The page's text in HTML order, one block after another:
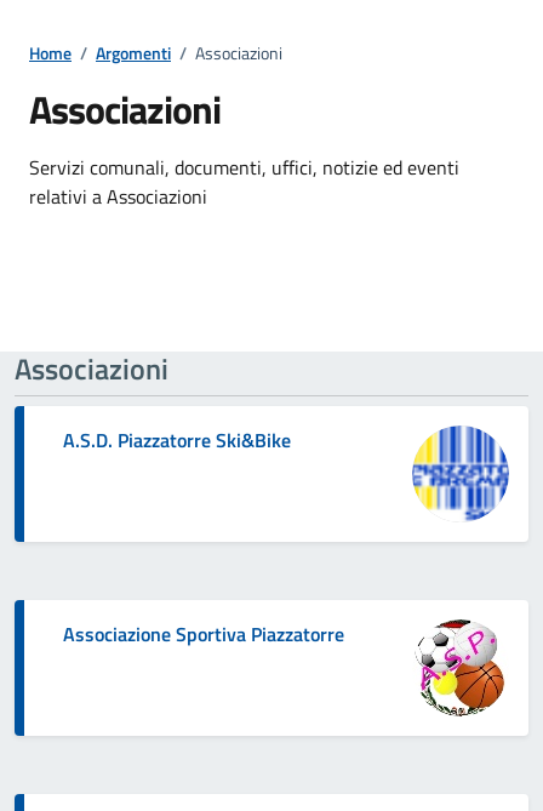
Home / Argomenti / Associazioni
Associazioni
Dettagli della notizia
Servizi comunali, documenti, uffici, notizie ed eventi
relativi a Associazioni
Associazioni
A.S.D. Piazzatorre Ski&Bike
Associazione Sportiva Piazzatorre